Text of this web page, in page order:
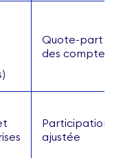
Quote-part
des comptes
Participation
ajustée